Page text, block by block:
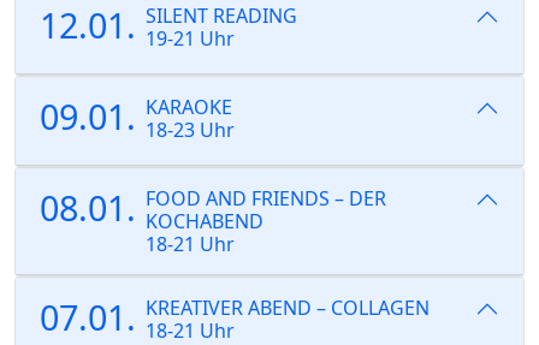
12.01. SILENT READING
19-21 Uhr
09.01. KARAOKE
18-23 Uhr
08.01. FOOD AND FRIENDS – DER
KOCHABEND
18-21 Uhr
07.01. KREATIVER ABEND – COLLAGEN
18-21 Uhr